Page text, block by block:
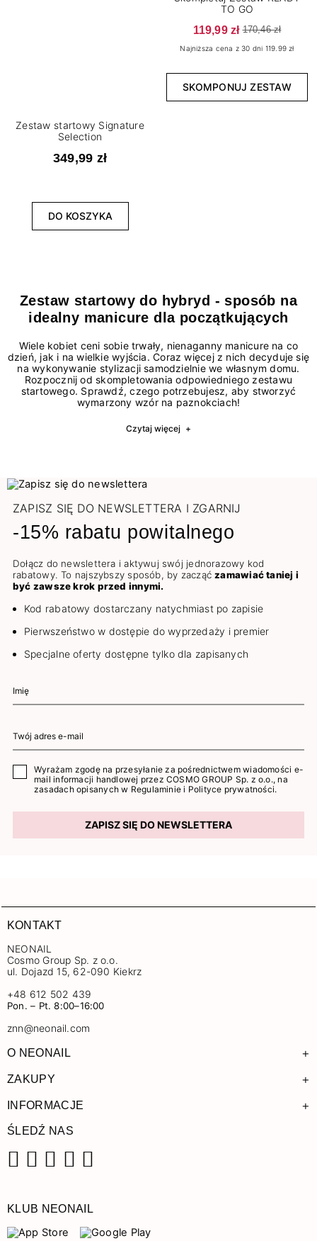
Zestaw startowy Signature
Selection
349,99 zł
DO KOSZYKA
TO GO
119,99 zł 170,46 zł
Najniższa cena z 30 dni 119.99 zł
SKOMPONUJ ZESTAW
Zestaw startowy do hybryd - sposób na
idealny manicure dla początkujących
Wiele kobiet ceni sobie trwały, nienaganny manicure na co
dzień, jak i na wielkie wyjścia. Coraz więcej z nich decyduje się
na wykonywanie stylizacji samodzielnie we własnym domu.
Rozpocznij od skompletowania odpowiedniego zestawu
startowego. Sprawdź, czego potrzebujesz, aby stworzyć
wymarzony wzór na paznokciach!
Czytaj więcej +
ZAPISZ SIĘ DO NEWSLETTERA I ZGARNIJ
-15% rabatu powitalnego
Dołącz do newslettera i aktywuj swój jednorazowy kod
rabatowy. To najszybszy sposób, by zacząćzamawiać taniej i
być zawsze krok przed innymi.
Kod rabatowy dostarczany natychmiast po zapisie
Pierwszeństwo w dostępie do wyprzedaży i premier
Specjalne oferty dostępne tylko dla zapisanych
Wyrażam zgodę na przesyłanie za pośrednictwem wiadomości e-
mail informacji handlowej przez COSMO GROUP Sp. z o.o., na
zasadach opisanych w Regulaminie i Polityce prywatności.
ZAPISZ SIĘ DO NEWSLETTERA
KONTAKT
NEONAIL
Cosmo Group Sp. z o.o.
ul. Dojazd 15, 62-090 Kiekrz
+48 612 502 439
Pon. – Pt. 8:00–16:00
znn@neonail.com
O NEONAIL +
ZAKUPY +
INFORMACJE +
ŚLEDŹ NAS
KLUB NEONAIL